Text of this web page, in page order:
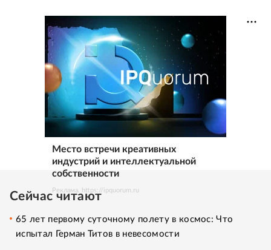
Место встречи креативных
индустрий и интеллектуальной
собственности
Реклама. https://ipquorum.ru
Сейчас читают
65 лет первому суточному полету в космос: Что
испытал Герман Титов в невесомости